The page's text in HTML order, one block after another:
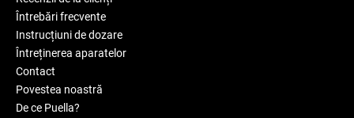
Întrebări frecvente
Instrucțiuni de dozare
Întreținerea aparatelor
Contact
Povestea noastră
De ce Puella?